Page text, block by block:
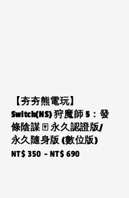
【夯夯熊電玩】
Switch(NS) 狩魔師 5：發
條陰謀 🀄 永久認證版/
永久隨身版 (數位版)
Regular
NT$ 350 - NT$ 690